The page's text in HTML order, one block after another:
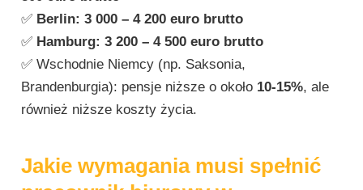
✅ Berlin: 3 000 – 4 200 euro brutto
✅ Hamburg: 3 200 – 4 500 euro brutto
✅ Wschodnie Niemcy (np. Saksonia,
Brandenburgia): pensje niższe o około 10-15%, ale
również niższe koszty życia.
Jakie wymagania musi spełnić